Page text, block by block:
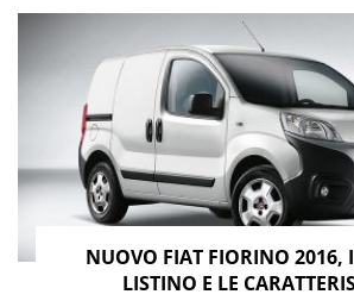
NUOVO FIAT FIORINO 2016,
LISTINO E LE